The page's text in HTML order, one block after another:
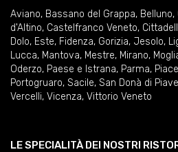
Aviano, Bassano del Grappa, Belluno,
d'Altino, Castelfranco Veneto,
Dolo, Este, Fidenza, Gorizia, Jesolo,
Lucca, Mantova, Mestre, Mirano,
Oderzo, Paese e Istrana, Parma,
Portogruaro, Sacile, San Donà di Piave
Vercelli, Vicenza, Vittorio Veneto
LE SPECIALITÀ DEI NOSTRI